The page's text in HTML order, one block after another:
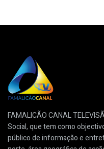
FAMALICÃO CANAL
Social, que tem como
público de informação e